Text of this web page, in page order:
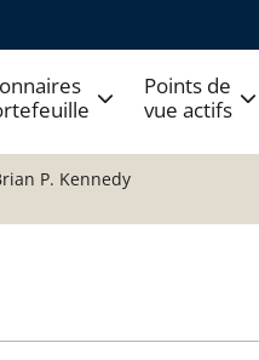
Points de
vue actifs
P. Kennedy